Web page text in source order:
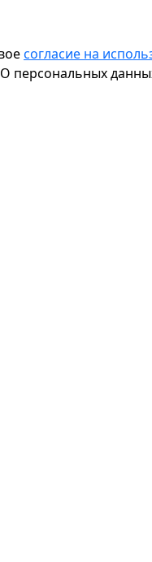
согласие на
персональных